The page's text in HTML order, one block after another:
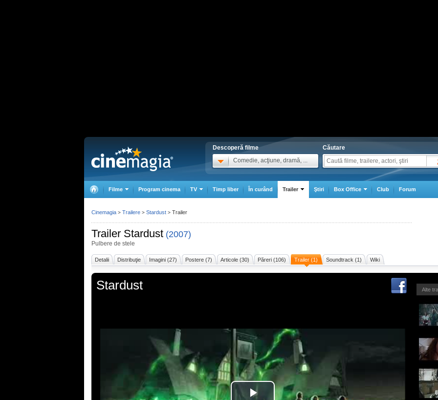
Descoperă filme
Comedie, acţiune, dramă, ...
Căutare
Filme Program cinema TV Timp liber În curând Trailer Ştiri Box Office Club Forum
Trailer Stardust (2007)
Pulbere de stele
Detalii Distribuţie Imagini (27) Postere (7) Articole (30) Păreri (106) Trailer (1) Soundtrack (1) Wiki
Stardust Alte
Cinemagia > Trailere > Stardust > Trailer